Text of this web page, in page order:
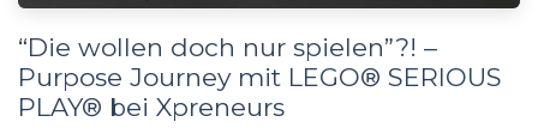
“Die wollen doch nur spielen”?! –
Purpose Journey mit LEGO® SERIOUS
PLAY® bei Xpreneurs